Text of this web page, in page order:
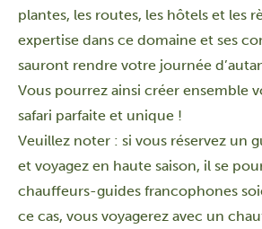
plantes, les routes, les hôtels et les
expertise dans ce domaine et ses
sauront rendre votre journée
Vous pourrez ainsi créer ensemble
safari parfaite et unique !
Veuillez noter : si vous réservez un
et voyagez en haute saison, il se
chauffeurs-guides francophones
ce cas, vous voyagerez avec un